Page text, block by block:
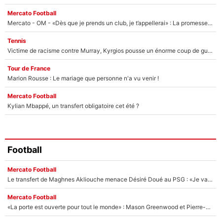
Mercato Football
Mercato - OM - «Dès que je prends un club, je t’appellerai» : La promesse de Marcelino au moment de claquer la porte
Tennis
Victime de racisme contre Murray, Kyrgios pousse un énorme coup de gueule !
Tour de France
Marion Rousse : Le mariage que personne n'a vu venir !
Mercato Football
Kylian Mbappé, un transfert obligatoire cet été ?
Football
Mercato Football
Le transfert de Maghnes Akliouche menace Désiré Doué au PSG : «Je valide à 200%»
Mercato Football
«La porte est ouverte pour tout le monde» : Mason Greenwood et Pierre-Emerick Aubameyang ont quitté l'OM, Amine Gouiri balance sur la suite du mercato et sur la réaction du vestiaire !